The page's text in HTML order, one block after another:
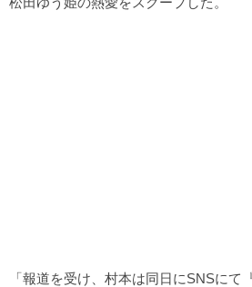
「報道を受け、村本は同日にSNSにて